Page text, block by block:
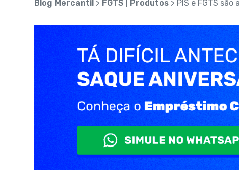
Blog Mercantil > FGTS Produtos > PIS e FGTS